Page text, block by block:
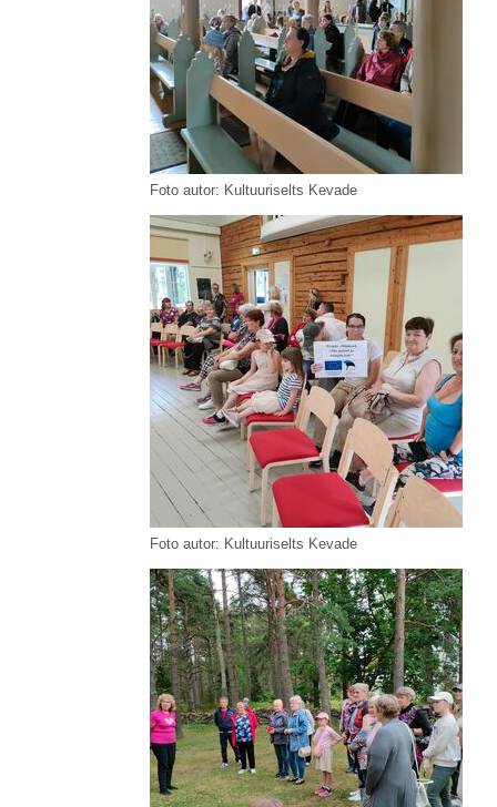
Foto autor: Kultuuriselts Kevade
Foto autor: Kultuuriselts Kevade